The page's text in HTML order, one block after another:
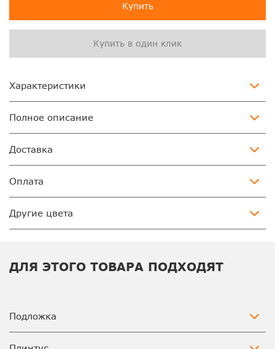
Купить
Купить в один клик
Характеристики
Полное описание
Доставка
Оплата
Другие цвета
ДЛЯ ЭТОГО ТОВАРА ПОДХОДЯТ
Подложка